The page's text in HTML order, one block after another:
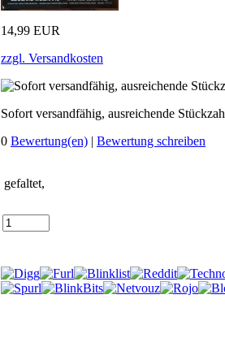
14,99 EUR
zzgl. Versandkosten
Sofort versandfähig, ausreichende
0 Bewertung(en) | Bewertung schreiben
gefaltet,